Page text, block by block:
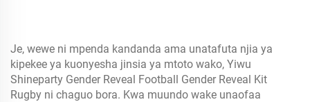
Je, wewe ni mpenda kandanda ama unatafuta njia ya
kipekee ya kuonyesha jinsia ya mtoto wako, Yiwu
Shineparty Gender Reveal Football Gender Reveal Kit
Rugby ni chaguo bora. Kwa muundo wake unaofaa